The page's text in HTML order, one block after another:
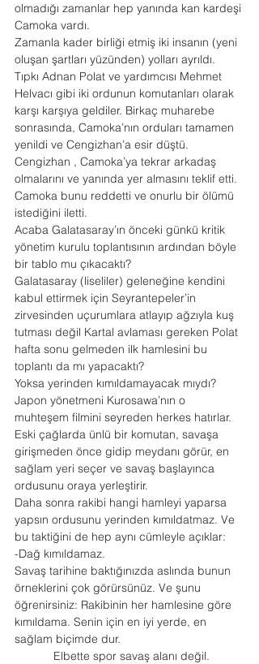
olmadığı zamanlar hep yanında kan kardeşi
Camoka vardı.
Zamanla kader birliği etmiş iki insanın (yeni
oluşan şartları yüzünden) yolları ayrıldı.
Tıpkı Adnan Polat ve yardımcısı Mehmet
Helvacı gibi iki ordunun komutanları olarak
karşı karşıya geldiler. Birkaç muharebe
sonrasında, Camoka’nın orduları tamamen
yenildi ve Cengizhan’a esir düştü.
Cengizhan , Camoka’ya tekrar arkadaş
olmalarını ve yanında yer almasını teklif etti.
Camoka bunu reddetti ve onurlu bir ölümü
istediğini iletti.
Acaba Galatasaray’ın önceki günkü kritik
yönetim kurulu toplantısının ardından böyle
bir tablo mu çıkacaktı?
Galatasaray (liseliler) geleneğine kendini
kabul ettirmek için Seyrantepeler’in
zirvesinden uçurumlara atlayıp ağzıyla kuş
tutması değil Kartal avlaması gereken Polat
hafta sonu gelmeden ilk hamlesini bu
toplantı da mı yapacaktı?
Yoksa yerinden kımıldamayacak mıydı?
Japon yönetmeni Kurosawa’nın o
muhteşem filmini seyreden herkes hatırlar.
Eski çağlarda ünlü bir komutan, savaşa
girişmeden önce gidip meydanı görür, en
sağlam yeri seçer ve savaş başlayınca
ordusunu oraya yerleştirir.
Daha sonra rakibi hangi hamleyi yaparsa
yapsın ordusunu yerinden kımıldatmaz. Ve
bu taktiğini de hep aynı cümleyle açıklar:
-Dağ kımıldamaz.
Savaş tarihine baktığınızda aslında bunun
örneklerini çok görürsünüz. Ve şunu
öğrenirsiniz: Rakibinin her hamlesine göre
kımıldama. Senin için en iyi yerde, en
sağlam biçimde dur.
Elbette spor savaş alanı değil.